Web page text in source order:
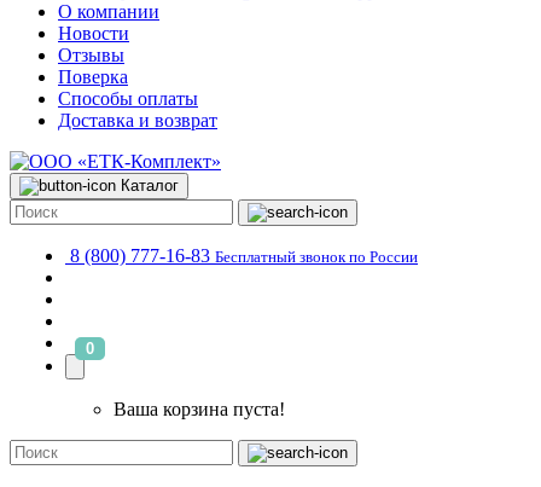
О компании
Новости
Отзывы
Поверка
Способы оплаты
Доставка и возврат
Каталог
8 (800) 777-16-83 Бесплатный звонок по России
0
Ваша корзина пуста!